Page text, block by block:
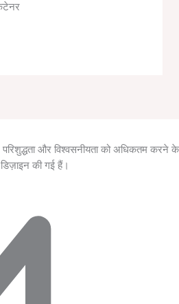
परिशुद्धता और विश्वसनीयता को अधिकतम करने के
की गई हैं।